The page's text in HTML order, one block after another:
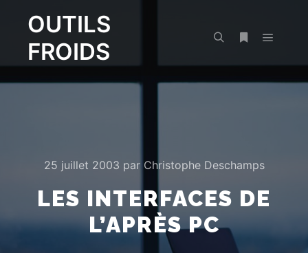
OUTILS
FROIDS
25 juillet 2003 par Christophe Deschamps
LES INTERFACES DE
L’APRÈS PC